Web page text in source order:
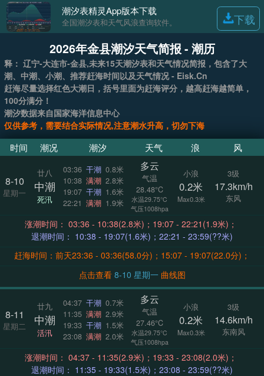
潮汐表精灵App版本下载
全国潮汐表和天气风浪查询软件。 下载
2026年金县潮汐天气简报 - 潮历
释： 辽宁-大连市-金县,未来15天潮汐表和天气情况简报，包含了大
潮、中潮、小潮、推荐赶海时间以及天气情况 - Eisk.Cn
赶海尽量选择红色大潮日，括号里面为赶海评分，越高赶海越简单，
100分满分！
潮汐数据来自国家海洋信息中心
仅供参考，需要结合实际情况,注意潮水升高，切勿下海
时间 潮况 潮汐 天气 浪 风
8-10
星期一
廿八
中潮
死汛
03:36 干潮 0.8米
10:38 满潮 2.8米
19:07 干潮 1.6米
22:21 满潮 1.9米
多云
气温
28.48°C
水温29.75°C
气压1008hpa
小浪
0.2米
Max0.3米
3级
17.3km/h
东风
涨潮时间： 03:36 - 10:38(2.8米)；19:07 - 22:21(1.9米)；
退潮时间： 10:38 - 19:07(1.6米)；22:21 - 23:59(??米)
赶海时间：前天23:36 - 03:36(58.0分)；15:07 - 19:07(22.0分)；
点击查看
8-10 星期一 曲线图
8-11
星期二
廿九
中潮
活汛
04:37 干潮 0.7米
11:35 满潮 2.9米
19:33 干潮 1.5米
23:08 满潮 2.0米
多云
气温
27.46°C
水温29.75°C
气压1008hpa
小浪
0.2米
Max0.3米
3级
14.6km/h
东南风
涨潮时间： 04:37 - 11:35(2.9米)；19:33 - 23:08(2.0米)；
退潮时间： 11:35 - 19:33(1.5米)；23:08 - 23:59(??米)